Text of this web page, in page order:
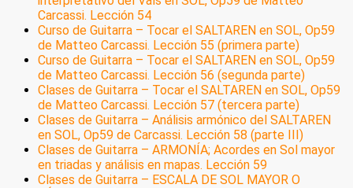
Carcassi. Lección 54
Curso de Guitarra – Tocar el SALTAREN en SOL, Op59
de Matteo Carcassi. Lección 55 (primera parte)
Curso de Guitarra – Tocar el SALTAREN en SOL, Op59
de Matteo Carcassi. Lección 56 (segunda parte)
Clases de Guitarra – Tocar el SALTAREN en SOL, Op59
de Matteo Carcassi. Lección 57 (tercera parte)
Clases de Guitarra – Análisis armónico del SALTAREN
en SOL, Op59 de Carcassi. Lección 58 (parte III)
Clases de Guitarra – ARMONÍA; Acordes en Sol mayor
en triadas y análisis en mapas. Lección 59
Clases de Guitarra – ESCALA DE SOL MAYOR O